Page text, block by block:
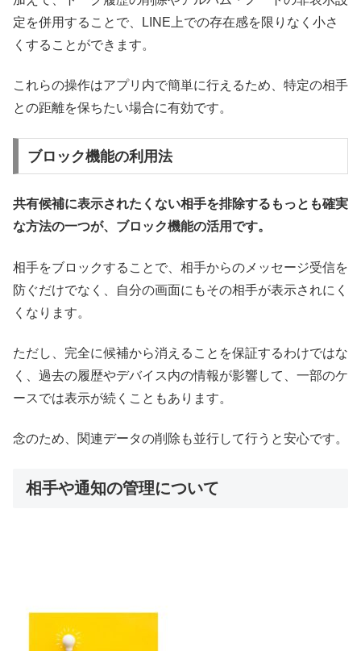
定を併用することで、LINE上での存在感を限りなく小さ
くすることができます。
これらの操作はアプリ内で簡単に行えるため、特定の相手
との距離を保ちたい場合に有効です。
ブロック機能の利用法
共有候補に表示されたくない相手を排除するもっとも確実
な方法の一つが、ブロック機能の活用です。
相手をブロックすることで、相手からのメッセージ受信を
防ぐだけでなく、自分の画面にもその相手が表示されにく
くなります。
ただし、完全に候補から消えることを保証するわけではな
く、過去の履歴やデバイス内の情報が影響して、一部のケ
ースでは表示が続くこともあります。
念のため、関連データの削除も並行して行うと安心です。
相手や通知の管理について